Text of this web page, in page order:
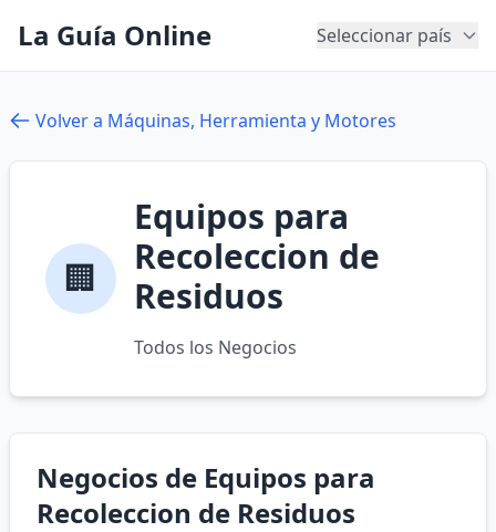
La Guía Online Seleccionar país
Volver a Máquinas, Herramienta y Motores
🏢
Equipos para
Recoleccion de
Residuos
Todos los Negocios
Negocios de Equipos para
Recoleccion de Residuos